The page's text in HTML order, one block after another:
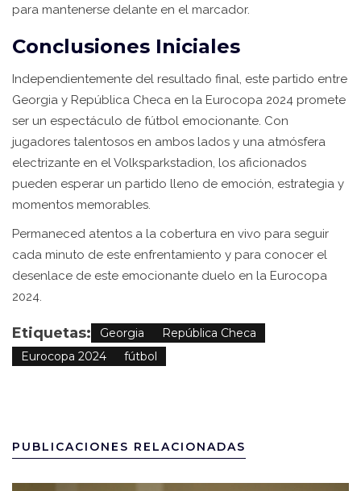
para mantenerse delante en el marcador.
Conclusiones Iniciales
Independientemente del resultado final, este partido entre
Georgia y República Checa en la Eurocopa 2024 promete
ser un espectáculo de fútbol emocionante. Con
jugadores talentosos en ambos lados y una atmósfera
electrizante en el Volksparkstadion, los aficionados
pueden esperar un partido lleno de emoción, estrategia y
momentos memorables.
Permaneced atentos a la cobertura en vivo para seguir
cada minuto de este enfrentamiento y para conocer el
desenlace de este emocionante duelo en la Eurocopa
2024.
Etiquetas: Georgia
República Checa
Eurocopa 2024
fútbol
PUBLICACIONES RELACIONADAS